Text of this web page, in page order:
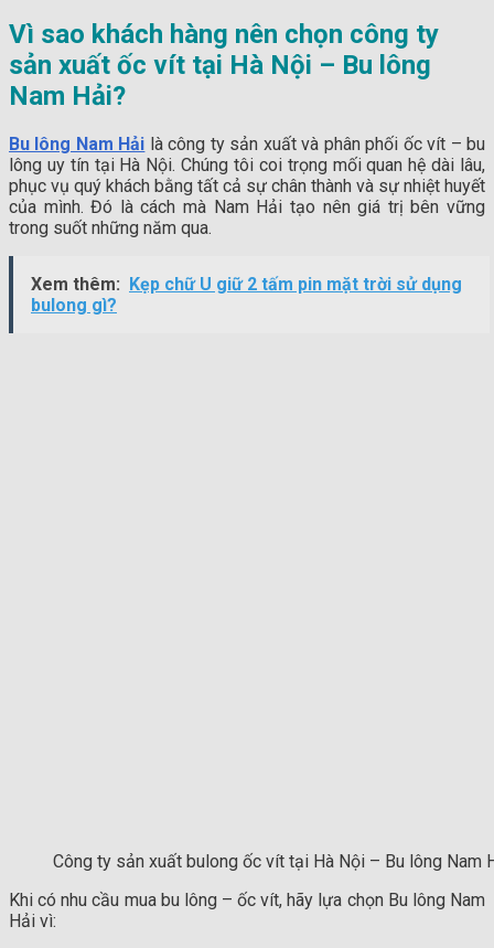
Vì sao khách hàng nên chọn công ty
sản xuất ốc vít tại Hà Nội – Bu lông
Nam Hải?
Bu lông Nam Hải là công ty sản xuất và phân phối ốc vít – bu
lông uy tín tại Hà Nội. Chúng tôi coi trọng mối quan hệ dài lâu,
phục vụ quý khách bằng tất cả sự chân thành và sự nhiệt huyết
của mình. Đó là cách mà Nam Hải tạo nên giá trị bên vững
trong suốt những năm qua.
Xem thêm:
Kẹp chữ U giữ 2 tấm pin mặt trời sử dụng
bulong gì?
Công ty sản xuất bulong ốc vít tại Hà Nội – Bu lông Nam
Khi có nhu cầu mua bu lông – ốc vít, hãy lựa chọn Bu lông Nam
Hải vì: